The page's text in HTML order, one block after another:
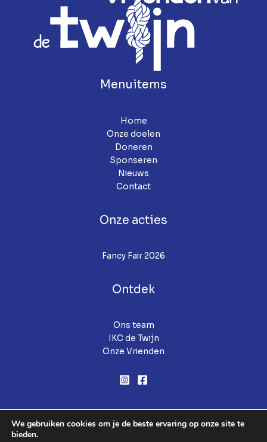
Menuitems
Home
Onze doelen
Doneren
Sponseren
Nieuws
Contact
Onze acties
Fancy Fair 2026
Ontdek
Ons team
IKC de Twijn
Onze Vrienden
Copyright © 2026 Stichting Vrienden van de Twijn
We gebruiken cookies om je de beste ervaring op onze site te
bieden.